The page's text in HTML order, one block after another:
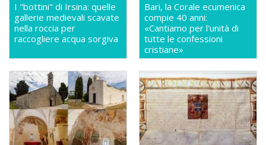
I "bottini" di Irsina: quelle
gallerie medievali scavate
nella roccia per
raccogliere acqua sorgiva
Bari, la Corale ecumenica
compie 40 anni:
«Cantiamo per l'unità di
tutte le confessioni
cristiane»